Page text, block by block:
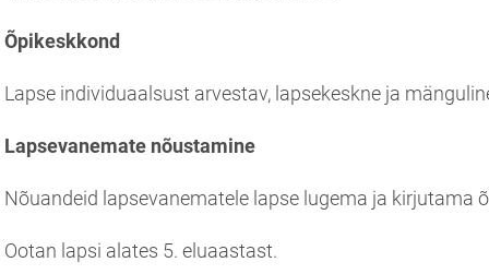
Õpikeskkond
Lapse individuaalsust arvestav, lapsekeskne ja
Lapsevanemate nõustamine
Nõuandeid lapsevanematele lapse lugema ja kirjutama
Ootan lapsi alates 5. eluaastast.